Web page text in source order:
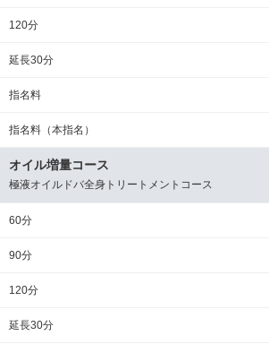
120分
延長30分
指名料
指名料（本指名）
オイル増量コース
極液オイルドバ全身トリートメントコース
60分
90分
120分
延長30分